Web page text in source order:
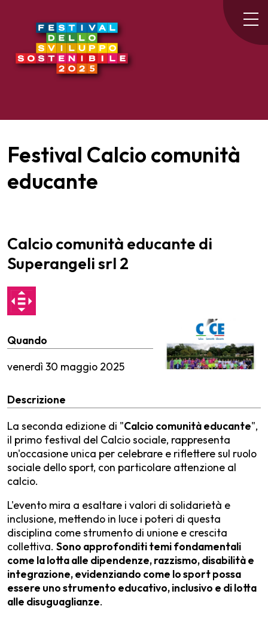
Festival Calcio comunità
educante
Calcio comunità educante di
Superangeli srl 2
Quando
venerdì 30 maggio 2025
Descrizione
La seconda edizione di "Calcio comunità educante",
il primo festival del Calcio sociale, rappresenta
un'occasione unica per celebrare e riflettere sul ruolo
sociale dello sport, con particolare attenzione al
calcio.
L'evento mira a esaltare i valori di solidarietà e
inclusione, mettendo in luce i poteri di questa
disciplina come strumento di unione e crescita
collettiva. Sono approfonditi temi fondamentali
come la lotta alle dipendenze, razzismo, disabilità e
integrazione, evidenziando come lo sport possa
essere uno strumento educativo, inclusivo e di lotta
alle disuguaglianze.